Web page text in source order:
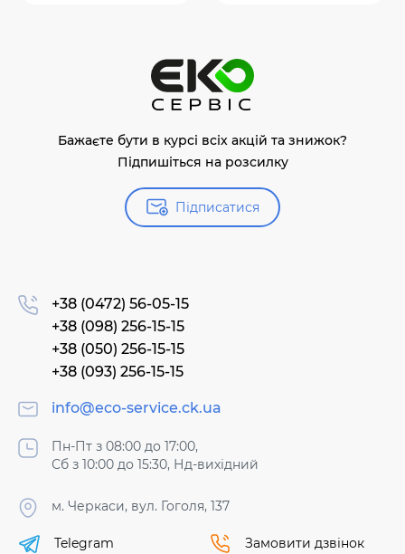
Бажаєте бути в курсі всіх акцій та знижок?
Підпишіться на розсилку
Підписатися
+38 (0472) 56-05-15
+38 (098) 256-15-15
+38 (050) 256-15-15
+38 (093) 256-15-15
info@eco-service.ck.ua
Пн-Пт з 08:00 до 17:00,
Сб з 10:00 до 15:30, Нд-вихідний
м. Черкаси, вул. Гоголя, 137
Telegram Замовити дзвінок